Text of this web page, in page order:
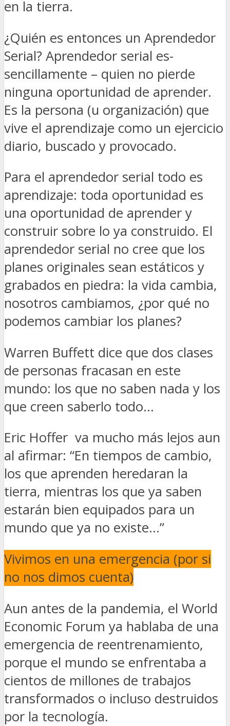
en la tierra.
¿Quién es entonces un Aprendedor
Serial? Aprendedor serial es-
sencillamente – quien no pierde
ninguna oportunidad de aprender.
Es la persona (u organización) que
vive el aprendizaje como un ejercicio
diario, buscado y provocado.
Para el aprendedor serial todo es
aprendizaje: toda oportunidad es
una oportunidad de aprender y
construir sobre lo ya construido. El
aprendedor serial no cree que los
planes originales sean estáticos y
grabados en piedra: la vida cambia,
nosotros cambiamos, ¿por qué no
podemos cambiar los planes?
Warren Buffett dice que dos clases
de personas fracasan en este
mundo: los que no saben nada y los
que creen saberlo todo…
Eric Hoffer va mucho más lejos aun
al afirmar: “En tiempos de cambio,
los que aprenden heredaran la
tierra, mientras los que ya saben
estarán bien equipados para un
mundo que ya no existe…”
Vivimos en una emergencia (por si
no nos dimos cuenta)
Aun antes de la pandemia, el World
Economic Forum ya hablaba de una
emergencia de reentrenamiento,
porque el mundo se enfrentaba a
cientos de millones de trabajos
transformados o incluso destruidos
por la tecnología.